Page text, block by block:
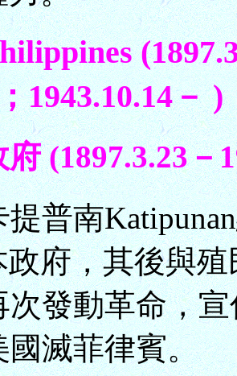
1943.10.14－ )
(1897.3.23－
提普南
府，其後與
次發動革命，
國滅菲律賓。